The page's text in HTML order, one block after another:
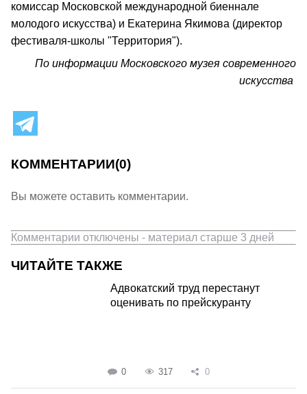
комиссар Московской международной биеннале
молодого искусства) и Екатерина Якимова (директор
фестиваля-школы "Территория").
По информации Московского музея современного
искусства
КОММЕНТАРИИ(0)
Вы можете оставить комментарии.
Комментарии отключены - материал старше 3 дней
ЧИТАЙТЕ ТАКЖЕ
Адвокатский труд перестанут
оценивать по прейскуранту
0 317 0